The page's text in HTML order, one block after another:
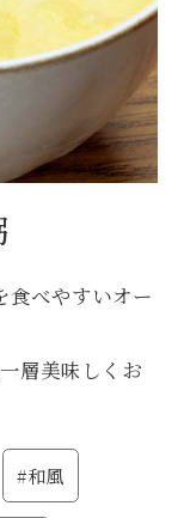
食べやすいオー
層美味しくお
#和風